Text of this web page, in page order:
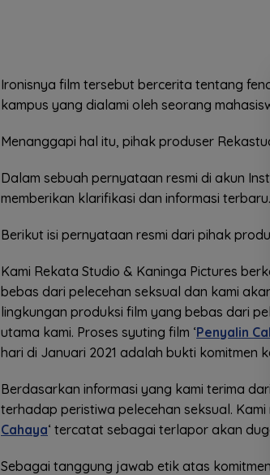
Ironisnya film tersebut bercerita tentang
kampus yang dialami oleh seorang
Menanggapi hal itu, pihak produser
Dalam sebuah pernyataan resmi di akun
memberikan klarifikasi dan informasi terbaru.
Berikut isi pernyataan resmi dari pihak
Kami Rekata Studio & Kaninga Pictures
bebas dari pelecehan seksual dan kami
lingkungan produksi film yang bebas dari
utama kami. Proses syuting film ‘Penyalin
hari di Januari 2021 adalah bukti komitmen
Berdasarkan informasi yang kami terima
terhadap peristiwa pelecehan seksual. Kami
Cahaya‘ tercatat sebagai terlapor akan
Sebagai tanggung jawab etik atas